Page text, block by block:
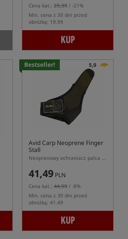
Cena kat.: 25,39 / -21%
Min. cena z 30 dni przed
obniżką: 19.99
KUP
Bestseller! 5,0
Avid Carp Neoprene Finger
Stall
Neoprenowy ochraniacz palca do rzutu w kolorze kamuflażu
41,49 PLN
Cena kat.: 44,99 / -8%
Min. cena z 30 dni przed
obniżką: 41.49
KUP